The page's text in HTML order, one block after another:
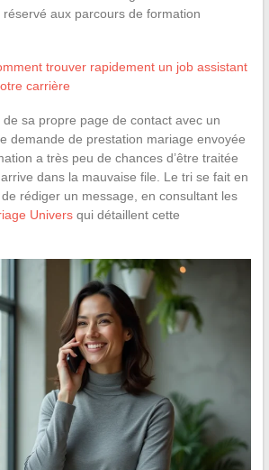
aux parcours de formation
trouver rapidement un job assistant
carrière
sa propre page de contact avec un
demande de prestation mariage envoyée
a très peu de chances d’être traitée
dans la mauvaise file. Le tri se fait en
rédiger un message, en consultant les
Universqui détaillent cette